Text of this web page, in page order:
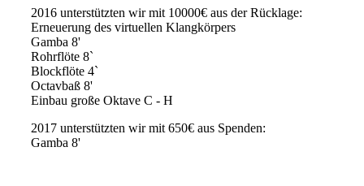
2016 unterstützten wir mit 10000€ aus der Rücklage:
Erneuerung des virtuellen Klangkörpers
Gamba 8'
Rohrflöte 8`
Blockflöte 4`
Octavbaß 8'
Einbau große Oktave C - H
2017 unterstützten wir mit 650€ aus Spenden:
Gamba 8'